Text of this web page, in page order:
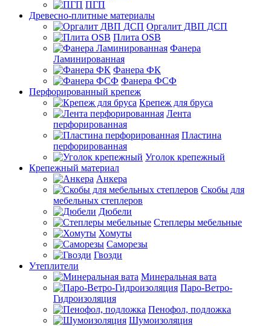
ПГП
Древесно-плитные материалы
Оргалит ДВП ДСП
Плита OSB
Фанера
Ламинированная
Фанера ФК
Фанера ФСФ
Перфорированный крепеж
Крепеж для бруса
Лента
перфорированная
Пластина
перфорированная
Уголок крепежный
Крепежный материал
Анкера
Скобы для
мебельных степлеров
Дюбели
Степлеры мебельные
Хомуты
Саморезы
Гвозди
Утеплители
Минеральная вата
Паро-Ветро-
Гидроизоляция
Пенофол, подложка
Шумоизоляция